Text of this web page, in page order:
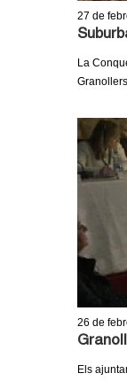
27 de
La
26 de
Els